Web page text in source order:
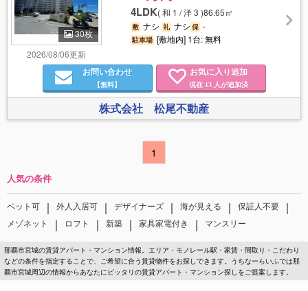
30枚
2026/08/06更新
4LDK(和 1 / 洋 3 )86.65㎡
敷 ナシ 礼 ナシ保 -
駐車場 [敷地内] 1台: 無料
お問い合わせ
【無料】
お気に入り追加
現在 13人が追加済
株式会社 松尾不動産
1
人気の条件
ペット可 ｜ 外人入居可 ｜ デザイナーズ ｜ 海が見える ｜ 保証人不要 ｜
メゾネット ｜ ロフト ｜ 新築 ｜ 家具家電付き ｜ マンスリー
那覇市宮城の賃貸アパート・マンション情報。エリア・モノレール駅・家賃・間取り・こだわり
などの条件を指定することで、ご希望に合う賃貸物件をお探しできます。うちなーらいふでは那
覇市宮城周辺の情報からあなたにピッタリの賃貸アパート・マンション探しをご提案します。